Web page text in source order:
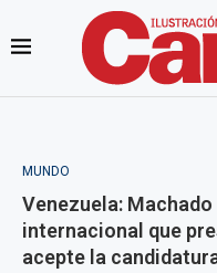
MUNDO
Venezuela:
internacional que
acepte la